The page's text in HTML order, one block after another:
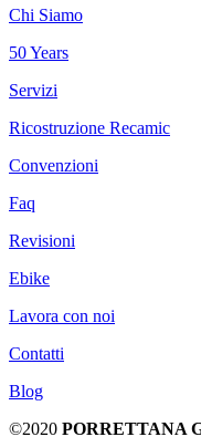
Chi Siamo
50 Years
Servizi
Ricostruzione Recamic
Convenzioni
Faq
Revisioni
Ebike
Lavora con noi
Contatti
Blog
©2020 PORRETTANA